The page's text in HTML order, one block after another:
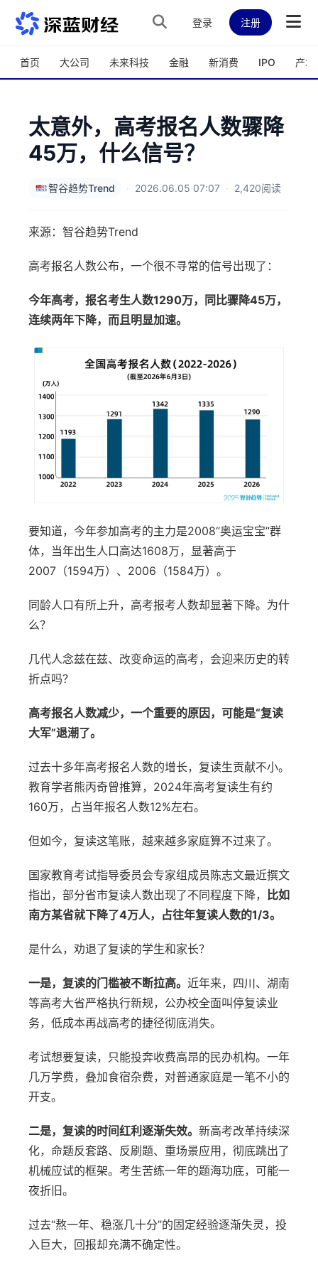
跳转到主内容
登录 注册
首页 大公司 未来科技 金融 新消费 IPO 产城
太意外，高考报名人数骤降
45万，什么信号？
智谷趋势Trend · 2026.06.05 07:07 · 2,420阅读
来源：智谷趋势Trend
高考报名人数公布，一个很不寻常的信号出现了：
今年高考，报名考生人数1290万，同比骤降45万，
连续两年下降，而且明显加速。
要知道，今年参加高考的主力是2008“奥运宝宝”群
体，当年出生人口高达1608万，显著高于
2007（1594万）、2006（1584万）。
同龄人口有所上升，高考报考人数却显著下降。为什
么？
几代人念兹在兹、改变命运的高考，会迎来历史的转
折点吗？
高考报名人数减少，一个重要的原因，可能是“复读
大军”退潮了。
过去十多年高考报名人数的增长，复读生贡献不小。
教育学者熊丙奇曾推算，2024年高考复读生有约
160万，占当年报名人数12%左右。
但如今，复读这笔账，越来越多家庭算不过来了。
国家教育考试指导委员会专家组成员陈志文最近撰文
指出，部分省市复读人数出现了不同程度下降，
比如
南方某省就下降了4万人，占往年复读人数的1/3。
是什么，劝退了复读的学生和家长？
一是，复读的门槛被不断拉高。 近年来，四川、湖南
等高考大省严格执行新规，公办校全面叫停复读业
务，低成本再战高考的捷径彻底消失。
考试想要复读，只能投奔收费高昂的民办机构。一年
几万学费，叠加食宿杂费，对普通家庭是一笔不小的
开支。
二是，复读的时间红利逐渐失效。 新高考改革持续深
化，命题反套路、反刷题、重场景应用，彻底跳出了
机械应试的框架。考生苦练一年的题海功底，可能一
夜折旧。
过去“熬一年、稳涨几十分”的固定经验逐渐失灵，投
入巨大，回报却充满不确定性。